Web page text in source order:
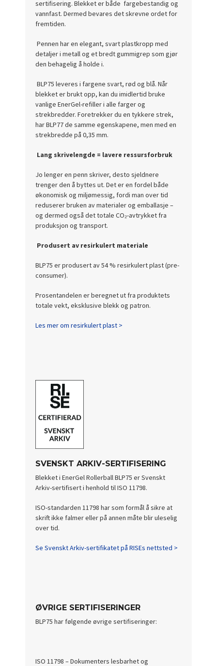
sertifisering. Blekket er både fargebestandig og
vannfast. Dermed bevares det skrevne ordet for
fremtiden.
Pennen har en elegant, svart plastkropp med
detaljer i metall og et bredt gummigrep som gjør
den behagelig å holde i.
BLP75 leveres i fargene svart, rød og blå. Når
blekket er brukt opp, kan du imidlertid bruke
vanlige EnerGel-refiller i alle farger og
strekbredder. Foretrekker du en tykkere strek,
har BLP77 de samme egenskapene, men med en
strekbredde på 0,35 mm.
Lang skrivelengde = lavere ressursforbruk
Jo lenger en penn skriver, desto sjeldnere
trenger den å byttes ut. Det er en fordel både
økonomisk og miljømessig, fordi man over tid
reduserer bruken av materialer og emballasje –
og dermed også det totale CO₂-avtrykket fra
produksjon og transport.
Produsert av resirkulert materiale
BLP75 er produsert av 54 % resirkulert plast (pre-
consumer).
Prosentandelen er beregnet ut fra produktets
totale vekt, eksklusive blekk og patron.
Les mer om resirkulert plast >
SVENSKT ARKIV-SERTIFISERING
Blekket i EnerGel Rollerball BLP75 er Svenskt
Arkiv-sertifisert i henhold til ISO 11798.
ISO-standarden 11798 har som formål å sikre at
skrift ikke falmer eller på annen måte blir uleselig
over tid.
Se Svenskt Arkiv-sertifikatet på RISEs nettsted >
ØVRIGE SERTIFISERINGER
BLP75 har følgende øvrige sertifiseringer:
ISO 11798 – Dokumenters lesbarhet og